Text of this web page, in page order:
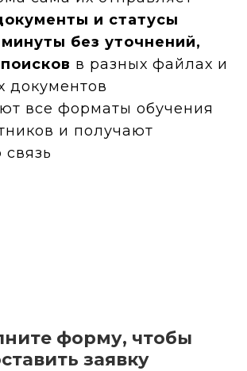
и статусы
без уточнений,
в разных файлах и
документов
все форматы обучения
и получают
форму, чтобы
заявку